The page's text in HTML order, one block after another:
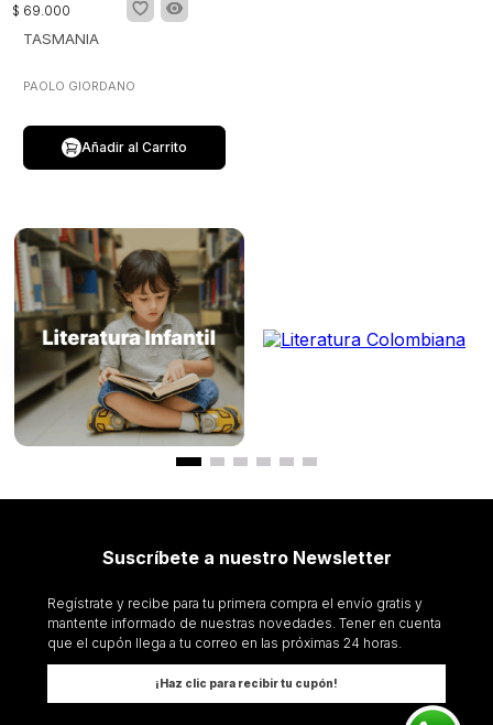
$ 69.000
TASMANIA
PAOLO GIORDANO
Añadir al Carrito
Suscríbete a nuestro Newsletter
Regístrate y recibe para tu primera compra el envío gratis y
mantente informado de nuestras novedades. Tener en cuenta
que el cupón llega a tu correo en las próximas 24 horas.
¡Haz clic para recibir tu cupón!